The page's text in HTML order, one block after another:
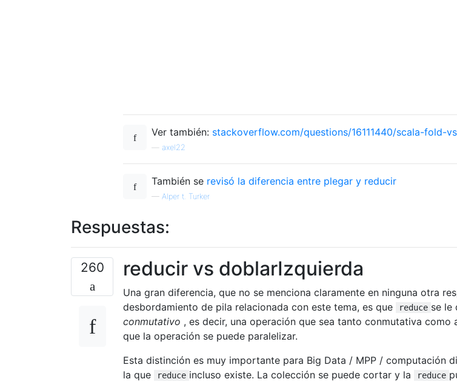
Ver también: stackoverflow.com/questions/16111440/scala-fold-
axel22
También se revisó la diferencia entre plegar y reducir
— Alper t. Turker
Respuestas:
260 reducir vs doblarIzquierda
Una gran diferencia, que no se menciona claramente en ninguna otra
desbordamiento de pila relacionada con este tema, es que
reduce se le
conmutativo , es decir, una operación que sea tanto conmutativa como
que la operación se puede paralelizar.
Esta distinción es muy importante para Big Data / MPP / computación
la que
reduce incluso existe. La colección se puede cortar y la reduce